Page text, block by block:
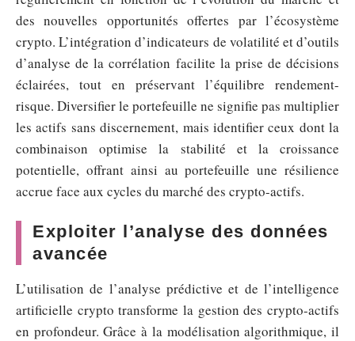
des nouvelles opportunités offertes par l’écosystème
crypto. L’intégration d’indicateurs de volatilité et d’outils
d’analyse de la corrélation facilite la prise de décisions
éclairées, tout en préservant l’équilibre rendement-
risque. Diversifier le portefeuille ne signifie pas multiplier
les actifs sans discernement, mais identifier ceux dont la
combinaison optimise la stabilité et la croissance
potentielle, offrant ainsi au portefeuille une résilience
accrue face aux cycles du marché des crypto-actifs.
Exploiter l’analyse des données
avancée
L’utilisation de l’analyse prédictive et de l’intelligence
artificielle crypto transforme la gestion des crypto-actifs
en profondeur. Grâce à la modélisation algorithmique, il